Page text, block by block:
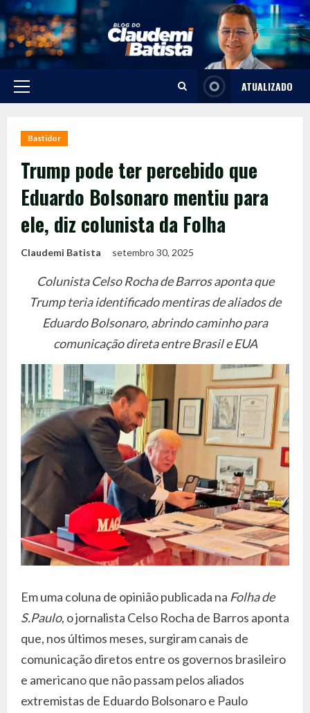
Skip
to
content
Primary
ATUALIZADO
Bastidor
Trump pode ter percebido que
Eduardo Bolsonaro mentiu para
ele, diz colunista da Folha
Claudemi Batista setembro 30, 2025
Colunista Celso Rocha de Barros aponta que
Trump teria identificado mentiras de aliados de
Eduardo Bolsonaro, abrindo caminho para
comunicação direta entre Brasil e EUA
Em uma coluna de opinião publicada na Folha de
S.Paulo, o jornalista Celso Rocha de Barros aponta
que, nos últimos meses, surgiram canais de
comunicação diretos entre os governos brasileiro
e americano que não passam pelos aliados
extremistas de Eduardo Bolsonaro e Paulo